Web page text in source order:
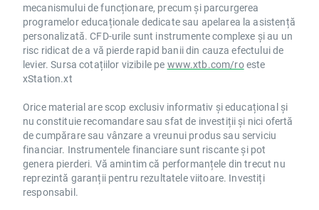
mecanismului de funcționare, precum și parcurgerea
programelor educaționale dedicate sau apelarea la asistență
personalizată. CFD-urile sunt instrumente complexe și au un
risc ridicat de a vă pierde rapid banii din cauza efectului de
levier. Sursa cotațiilor vizibile pe www.xtb.com/roeste
xStation.xt
Orice material are scop exclusiv informativ și educațional și
nu constituie recomandare sau sfat de investiții și nici ofertă
de cumpărare sau vânzare a vreunui produs sau serviciu
financiar. Instrumentele financiare sunt riscante și pot
genera pierderi. Vă amintim că performanțele din trecut nu
reprezintă garanții pentru rezultatele viitoare. Investiți
responsabil.